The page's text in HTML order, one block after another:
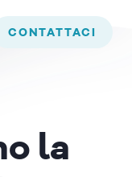
CONTATTACI
la
we will assume that